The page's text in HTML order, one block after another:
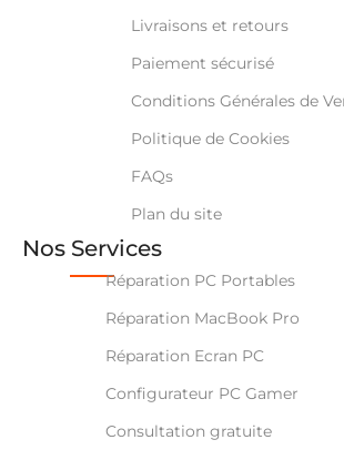
Livraisons et retours
Paiement sécurisé
Conditions Générales de
Politique de Cookies
FAQs
Plan du site
Nos Services
Réparation PC Portables
Réparation MacBook Pro
Réparation Ecran PC
Configurateur PC Gamer
Consultation gratuite